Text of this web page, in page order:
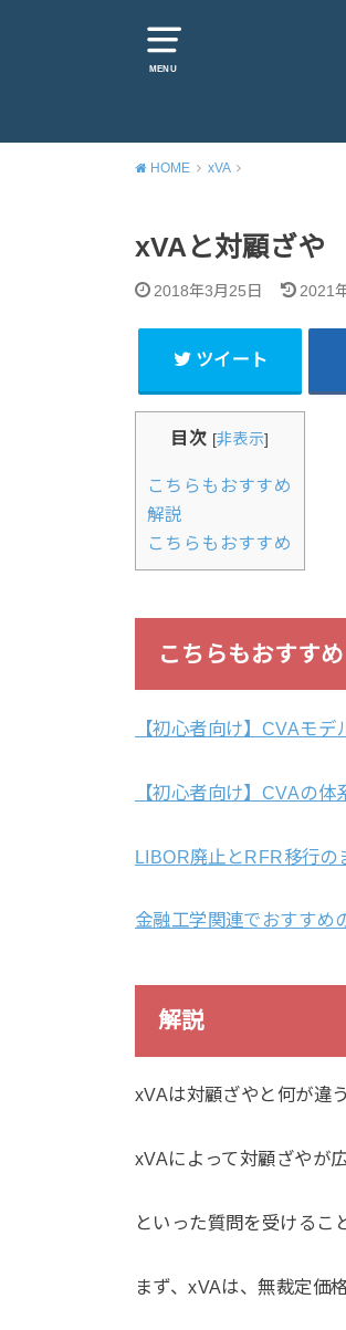
MENU
HOME xVA
xVAと対顧ざや
2018年3月25日 2021
ツイート
目次 [非表示]
こちらもおすすめ
解説
こちらもおすすめ
こちらもおすすめ
【初心者向け】CVAモ
【初心者向け】CVAの
LIBOR廃止とRFR移行
金融工学関連でおすすめ
解説
xVAは対顧ざやと何が違う
xVAによって対顧ざやが
といった質問を受けるこ
まず、xVAは、無裁定価